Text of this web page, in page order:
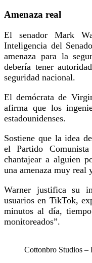
Amenaza real
El senador Mark
Inteligencia del
amenaza para la
debería tener
seguridad nacional.
El demócrata de
afirma que los
estadounidenses.
Sostiene que la idea
el Partido
chantajear a alguien
una amenaza muy real
Warner justifica su
usuarios en TikTok,
minutos al día,
monitoreados”.
Cottonbro Studios –